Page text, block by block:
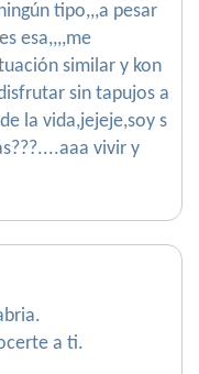
tipo,,,a pesar
esa,,,,me
similar y kon
sin tapujos a
la vida,jejeje,soy s
vivir y
a ti.